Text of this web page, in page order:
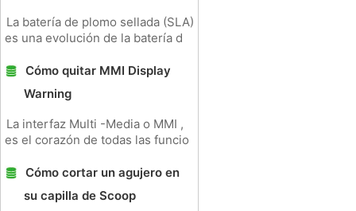
La batería de plomo sellada (SLA)
es una evolución de la batería d
Cómo quitar MMI Display
Warning
La interfaz Multi -Media o MMI ,
es el corazón de todas las funcio
Cómo cortar un agujero en
su capilla de Scoop